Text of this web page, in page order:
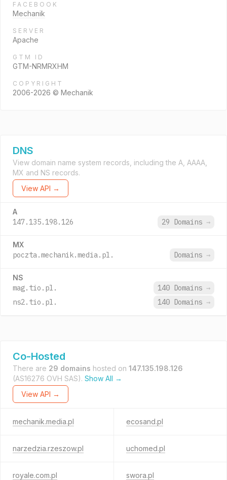
FACEBOOK
Mechanik
SERVER
Apache
GTM ID
GTM-NRMRXHM
COPYRIGHT
2006-2026 © Mechanik
DNS
View domain name system records, including the A, AAAA,
MX and NS records.
View API →
A
147.135.198.126 29 Domains →
MX
poczta.mechanik.media.pl. Domains →
NS
mag.tio.pl. 140 Domains →
ns2.tio.pl.
140 Domains →
Co-Hosted
There are 29 domains hosted on 147.135.198.126
(AS16276 OVH SAS). Show All →
View API →
mechanik.media.pl ecosand.pl
narzedzia.rzeszow.pl uchomed.pl
royale.com.pl swora.pl